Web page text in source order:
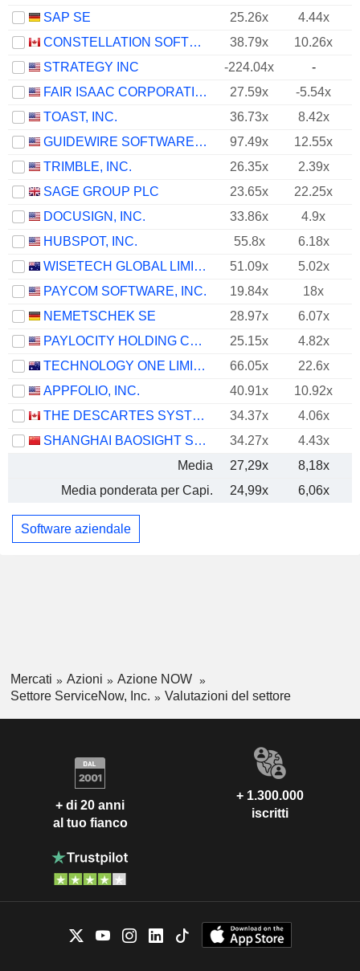
SAP SE
25.26x
4.44x
CONSTELLATION SOFTWARE INC.
38.79x
10.26x
STRATEGY INC
-224.04x
-
FAIR ISAAC CORPORATION
27.59x
-5.54x
TOAST, INC.
36.73x
8.42x
GUIDEWIRE SOFTWARE, INC.
97.49x
12.55x
TRIMBLE, INC.
26.35x
2.39x
SAGE GROUP PLC
23.65x
22.25x
DOCUSIGN, INC.
33.86x
4.9x
HUBSPOT, INC.
55.8x
6.18x
WISETECH GLOBAL LIMITED
51.09x
5.02x
PAYCOM SOFTWARE, INC.
19.84x
18x
NEMETSCHEK SE
28.97x
6.07x
PAYLOCITY HOLDING CORPORATION
25.15x
4.82x
TECHNOLOGY ONE LIMITED
66.05x
22.6x
APPFOLIO, INC.
40.91x
10.92x
THE DESCARTES SYSTEMS GROUP INC.
34.37x
4.06x
SHANGHAI BAOSIGHT SOFTWARE CO.,LTD.
34.27x
4.43x
Media
27,29x
8,18x
Media ponderata per Capi.
24,99x 6,06x
Software aziendale
Mercati Azioni
Azione NOW
Settore ServiceNow, Inc.
Valutazioni del settore
+ di 20 anni
al tuo fianco
+ 1.300.000
iscritti